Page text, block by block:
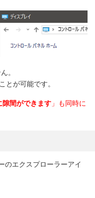
。
とが可能です。
隙間ができます 」も同時に
のエクスプローラーアイ